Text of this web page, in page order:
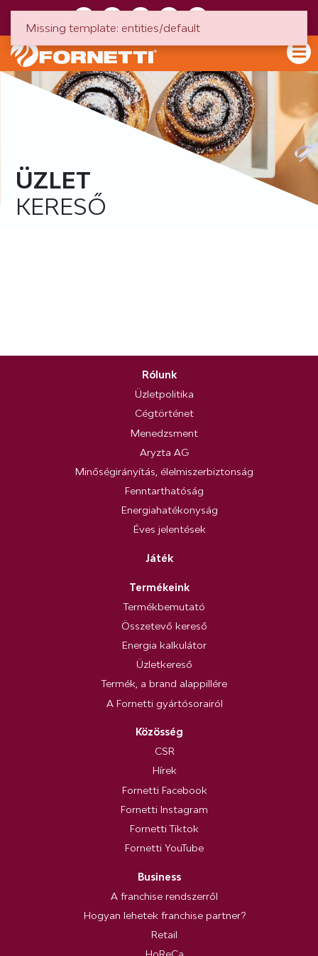
ÜZLET
KERESŐ
Rólunk
Üzletpolitika
Cégtörténet
Menedzsment
Aryzta AG
Minőségirányítás, élelmiszerbiztonság
Fenntarthatóság
Energiahatékonyság
Éves jelentések
Játék
Termékeink
Termékbemutató
Összetevő kereső
Energia kalkulátor
Üzletkereső
Termék, a brand alappillére
A Fornetti gyártósorairól
Közösség
CSR
Hírek
Fornetti Facebook
Fornetti Instagram
Fornetti Tiktok
Fornetti YouTube
Business
A franchise rendszerről
Hogyan lehetek franchise partner?
Retail
Missing template: entities/default